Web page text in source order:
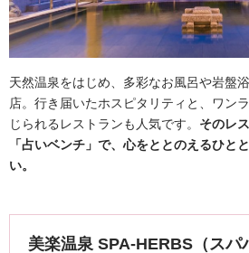
天然温泉をはじめ、多彩なお風呂や岩盤
店。行き届いたホスピタリティと、ワン
じられるレストランも人気です。 そのレ
「占いベンチ」で、心をととのえるひと
い。